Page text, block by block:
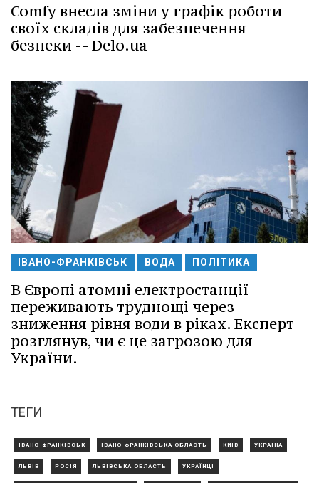
Comfy внесла зміни у графік роботи
своїх складів для забезпечення
безпеки -- Delo.ua
ІВАНО-ФРАНКІВСЬК ВОДА ПОЛІТИКА
В Європі атомні електростанції
переживають труднощі через
зниження рівня води в ріках. Експерт
розглянув, чи є це загрозою для
України.
ТЕГИ
ІВАНО-ФРАНКІВСЬК ІВАНО-ФРАНКІВСЬКА ОБЛАСТЬ КИЇВ УКРАЇНА
ЛЬВІВ РОСІЯ ЛЬВІВСЬКА ОБЛАСТЬ УКРАЇНЦІ